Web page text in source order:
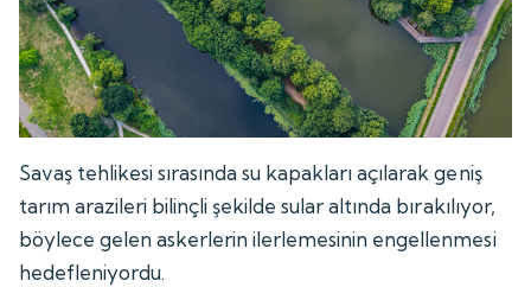
Savaş tehlikesi sırasında su kapakları açılarak geniş
tarım arazileri bilinçli şekilde sular altında bırakılıyor,
böylece gelen askerlerin ilerlemesinin engellenmesi
hedefleniyordu.